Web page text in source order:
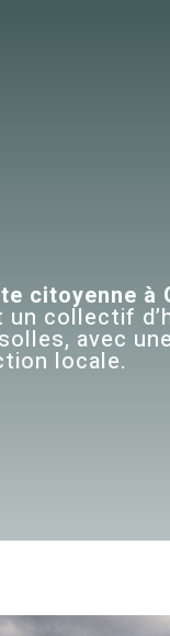
citoyenne à
un collectif
, avec
locale.